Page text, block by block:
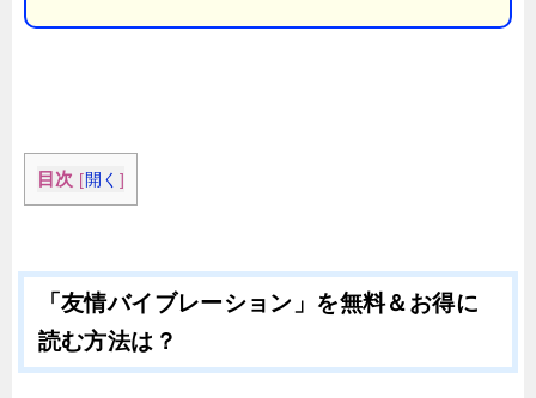
目次 [開く ]
「友情バイブレーション」を無料＆お得に
読む方法は？